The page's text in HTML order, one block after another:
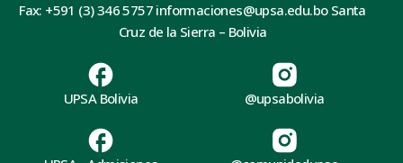
Fax: +591 (3) 346 5757 informaciones@upsa.edu.bo Santa
Cruz de la Sierra – Bolivia
UPSA Bolivia @upsabolivia